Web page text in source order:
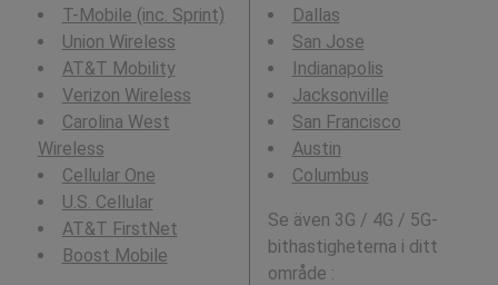
T-Mobile (inc. Sprint)
Union Wireless
AT&T Mobility
Verizon Wireless
Carolina West
Wireless
Cellular One
U.S. Cellular
AT&T FirstNet
Boost Mobile
Dallas
San Jose
Indianapolis
Jacksonville
San Francisco
Austin
Columbus
Se även 3G / 4G / 5G-
bithastigheterna i ditt
område :